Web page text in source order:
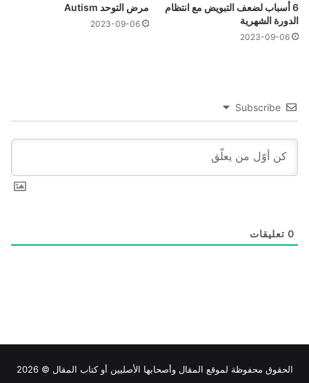
6 أسباب لضعف التبويض مع انتظام
الدورة الشهرية
2023-09-06
مرض التوحد Autism
2023-09-06
Subscribe
0 تعليقات
الحقوق محفوظة لموقع المقال وأصحابها الأصليين أو كتاب المقال © 2026